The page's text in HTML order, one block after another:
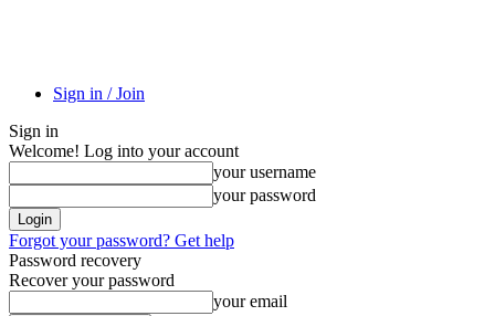
Sign in / Join
Sign in
Welcome! Log into your account
your username
your password
Forgot your password? Get help
Password recovery
Recover your password
your email